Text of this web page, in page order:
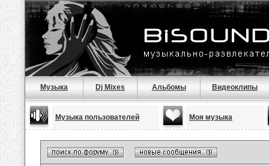
Музыка Dj Mixes Альбомы Видеоклипы
Музыка пользователей Моя музыка